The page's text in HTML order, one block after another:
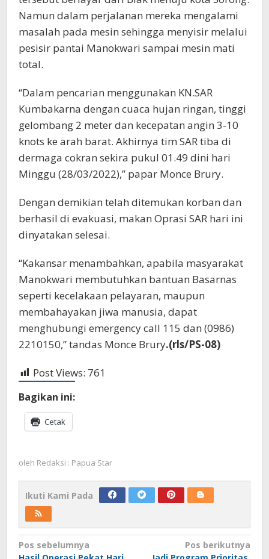
Namun dalam perjalanan mereka mengalami
masalah pada mesin sehingga menyisir melalui
pesisir pantai Manokwari sampai mesin mati
total.
“Dalam pencarian menggunakan KN.SAR
Kumbakarna dengan cuaca hujan ringan, tinggi
gelombang 2 meter dan kecepatan angin 3-10
knots ke arah barat. Akhirnya tim SAR tiba di
dermaga cokran sekira pukul 01.49 dini hari
Minggu (28/03/2022),” papar Monce Brury.
Dengan demikian telah ditemukan korban dan
berhasil di evakuasi, makan Oprasi SAR hari ini
dinyatakan selesai.
“Kakansar menambahkan, apabila masyarakat
Manokwari membutuhkan bantuan Basarnas
seperti kecelakaan pelayaran, maupun
membahayakan jiwa manusia, dapat
menghubungi emergency call 115 dan (0986)
2210150,” tandas Monce Brury.(rls/PS-08)
Post Views: 761
Bagikan ini:
Cetak
oleh Redaksi : Papua Star
Ikuti Kami Pada
Navigasi
Pos sebelumnya
Pos berikutnya